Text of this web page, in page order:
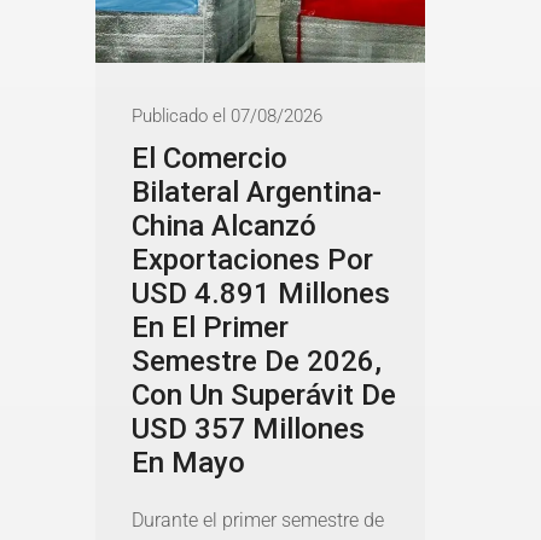
Publicado el 07/08/2026
El Comercio
Bilateral Argentina-
China Alcanzó
Exportaciones Por
USD 4.891 Millones
En El Primer
Semestre De 2026,
Con Un Superávit De
USD 357 Millones
En Mayo
Durante el primer semestre de